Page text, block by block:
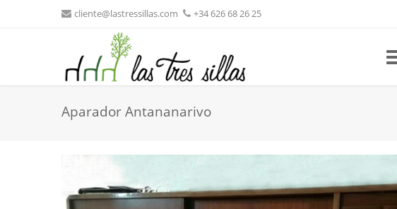
cliente@lastressillas.com +34 626 68 26 25
Aparador Antananarivo